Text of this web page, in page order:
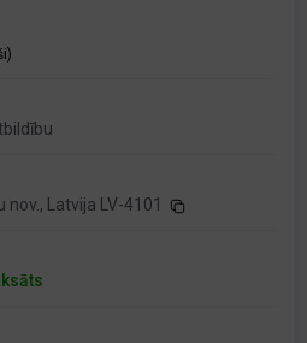
nov., Latvija LV-4101